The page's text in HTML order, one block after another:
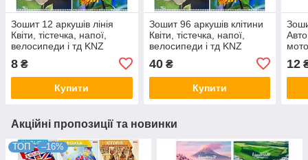
Зошит 12 аркушів лінія
Квіти, тістечка, напої,
велосипеди і тд KNZ
8 ₴
Купити
Зошит 96 аркушів клітини
Квіти, тістечка, напої,
велосипеди і тд KNZ
40₴
Купити
12
Акційні пропозиції та новинки
ТОП –16%